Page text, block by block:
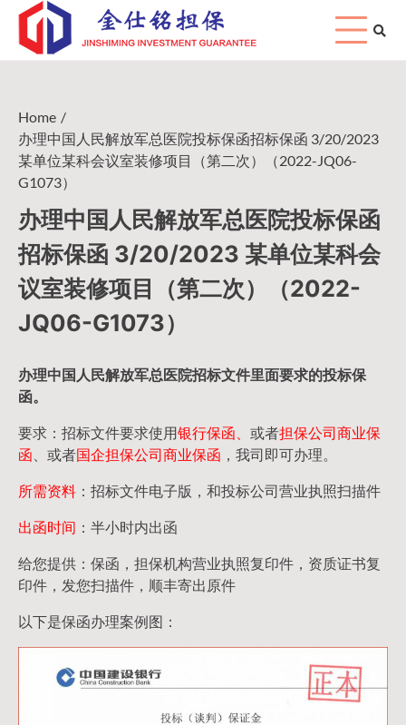
Skip
content
Home
办理中国人民解放军总医院投标保函招标保函 3/20/2023
某单位某科会议室装修项目（第二次）（2022-JQ06-
G1073）
办理中国人民解放军总医院投标保函
招标保函 3/20/2023 某单位某科会
议室装修项目（第二次）（2022-
JQ06-G1073）
办理中国人民解放军总医院招标文件里面要求的投标保
函。
要求：招标文件要求使用银行保函、 或者担保公司商业保
函 、或者国企担保公司商业保函 ，我司即可办理。
所需资料 ：招标文件电子版，和投标公司营业执照扫描件
出函时间 ：半小时内出函
给您提供：保函，担保机构营业执照复印件，资质证书复
印件，发您扫描件，顺丰寄出原件
以下是保函办理案例图：